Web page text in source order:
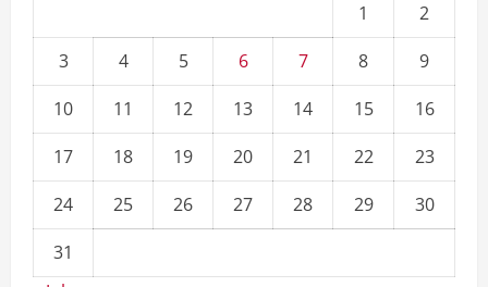
1
2
3
4 5 6 7 8
9
10
11 12 13 14 15
16
17
18 19 20 21 22
23
24
25 26 27 28 29
30
31